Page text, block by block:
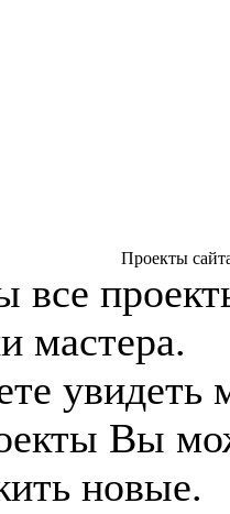
Проекты
все
мастера.
увидеть
Вы
новые.